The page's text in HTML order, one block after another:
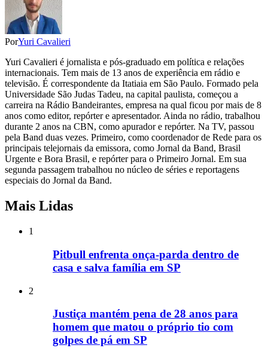
PorYuri Cavalieri
Yuri Cavalieri é jornalista e pós-graduado em política e relações
internacionais. Tem mais de 13 anos de experiência em rádio e
televisão. É correspondente da Itatiaia em São Paulo. Formado pela
Universidade São Judas Tadeu, na capital paulista, começou a
carreira na Rádio Bandeirantes, empresa na qual ficou por mais de 8
anos como editor, repórter e apresentador. Ainda no rádio, trabalhou
durante 2 anos na CBN, como apurador e repórter. Na TV, passou
pela Band duas vezes. Primeiro, como coordenador de Rede para os
principais telejornais da emissora, como Jornal da Band, Brasil
Urgente e Bora Brasil, e repórter para o Primeiro Jornal. Em sua
segunda passagem trabalhou no núcleo de séries e reportagens
especiais do Jornal da Band.
Mais Lidas
1
Pitbull enfrenta onça-parda dentro de
casa e salva família em SP
2
Justiça mantém pena de 28 anos para
homem que matou o próprio tio com
golpes de pá em SP